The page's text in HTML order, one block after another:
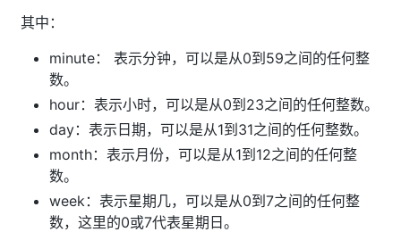
其中：
minute： 表示分钟，可以是从0到59之间的任何整
数。
hour：表示小时，可以是从0到23之间的任何整数。
day：表示日期，可以是从1到31之间的任何整数。
month：表示月份，可以是从1到12之间的任何整
数。
week：表示星期几，可以是从0到7之间的任何整
数，这里的0或7代表星期日。